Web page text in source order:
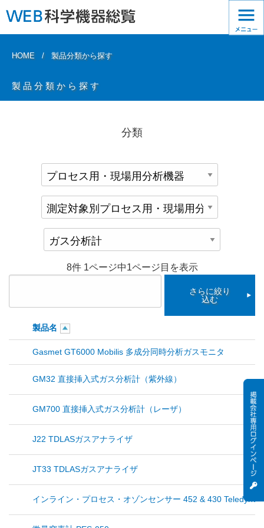
HOME 製品分類から探す
製品分類から探す
分類
8件 1ページ中1ページ目を表示
さらに絞り
込む
製品名
Gasmet GT6000 Mobilis 多成分同時分析ガスモニタ
GM32 直接挿入式ガス分析計（紫外線）
GM700 直接挿入式ガス分析計（レーザ）
J22 TDLASガスアナライザ
JT33 TDLASガスアナライザ
インライン・プロセス・オゾンセンサー 452 & 430 Teledyne